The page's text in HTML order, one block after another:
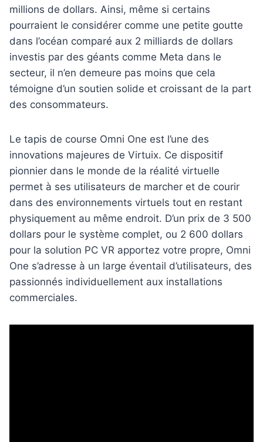
millions de dollars. Ainsi, même si certains
pourraient le considérer comme une petite goutte
dans l’océan comparé aux 2 milliards de dollars
investis par des géants comme Meta dans le
secteur, il n’en demeure pas moins que cela
témoigne d’un soutien solide et croissant de la part
des consommateurs.
Le tapis de course Omni One est l’une des
innovations majeures de Virtuix. Ce dispositif
pionnier dans le monde de la réalité virtuelle
permet à ses utilisateurs de marcher et de courir
dans des environnements virtuels tout en restant
physiquement au même endroit. D’un prix de 3 500
dollars pour le système complet, ou 2 600 dollars
pour la solution PC VR apportez votre propre, Omni
One s’adresse à un large éventail d’utilisateurs, des
passionnés individuellement aux installations
commerciales.